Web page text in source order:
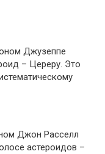
Джузеппе
– Цереру. Это
Джон Расселл
астероидов –